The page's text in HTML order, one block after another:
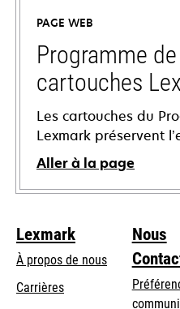
nouvel
onglet
PAGE WEB
Programme
cartouches
Les cartouches du
Lexmark préservent
Aller à la page
Lexmark
À propos de nous
Carrières
Nous